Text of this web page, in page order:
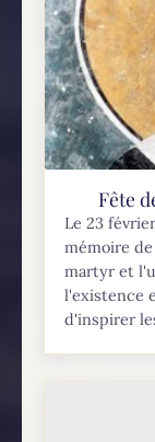
Fête
Le 23
mémoire
martyr et
l'existence
d'inspirer